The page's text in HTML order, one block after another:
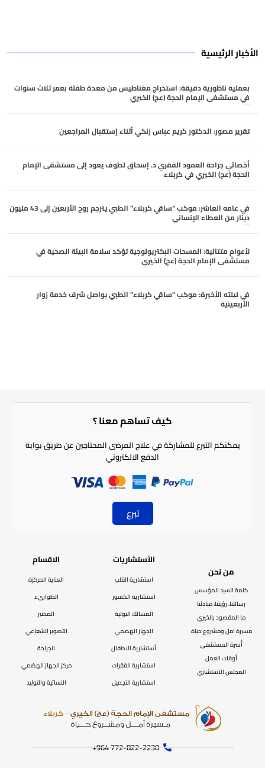
الأخبار الرئيسية
بعملية ناظورية دقيقة: استخراج مغناطيس من معدة طفلة بعمر ثلاث سنوات
في مستشفى الإمام الحجة (عج) الخيري
تقرير مصور: الدكتور كريم عباس زنكي أثناء إستقبال المراجعين
أخصائي جراحة العمود الفقري د. إسحاق لطوف يعود إلى مستشفى الإمام
الحجة (عج) الخيري في كربلاء
في عامه العاشر: موكب “ساقي كربلاء” الطبي يترجم روح الأربعين إلى 43 مليون
دينار من العطاء الإنساني
لأعوامٍ متتالية: المسحات البكتريولوجية تؤكد سلامة البيئة الصحية في
مستشفى الإمام الحجة (عج) الخيري
في ليلته الأخيرة: موكب “ساقي كربلاء” الطبي يواصل شرف خدمة زوار
الأربعينية
772-822-2230‏ 964+
الاقسام
العناية المركزة
الطوارىء
المختبر
التصوير الشعاعي
الجراحة
مركز الجهاز الهضمي
النسائية والتوليد
الأستشاريات
استشارية القلب
استشارية الكسور
المسالك البولية
الجهاز الهضمي
أستشارية الاطفال
استشارية الفقرات
استشارية التجميل
من نحن
كلمة السيد المؤسس
رسالتنا، رؤيتنا، مبادئنا
ما المقصود بالخيري
مسيرة امل ومشروع حياة
أُسرة المستشفى
أوقات العمل
المجلس الاستشاري
كيف تساهم معنا ؟​
يمكنكم التبرع للمشاركة في علاج المرضى المحتاجين عن طريق بوابة
الدفع الالكتروني
تبرع